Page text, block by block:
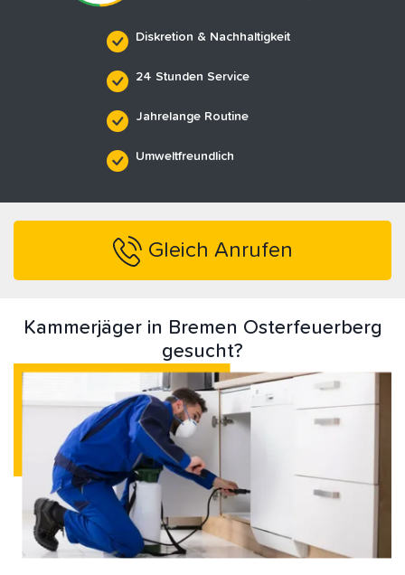
Diskretion & Nachhaltigkeit
24 Stunden Service
Jahrelange Routine
Umweltfreundlich
Gleich Anrufen
Kammerjäger in Bremen Osterfeuerberg
gesucht?